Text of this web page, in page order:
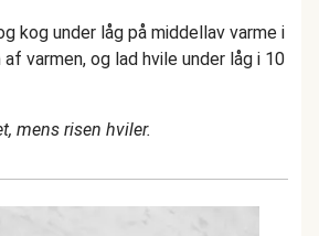
kog under låg på middellav varme i
af varmen, og lad hvile under låg i 10
mens risen hviler.